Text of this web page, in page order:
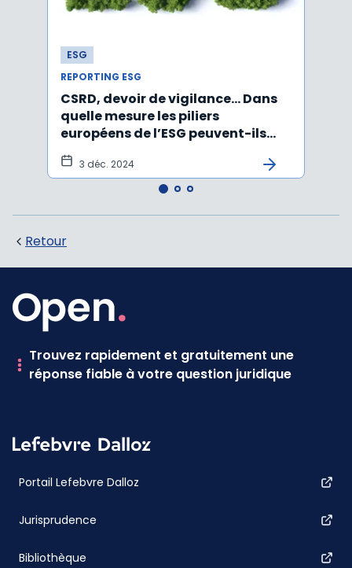
ESG
REPORTING ESG
CSRD, devoir de vigilance… Dans
quelle mesure les piliers
européens de l’ESG peuvent-ils
être rabotés ?
3 déc. 2024
Retour
Trouvez rapidement et gratuitement une
réponse fiable à votre question juridique
Portail Lefebvre Dalloz
Jurisprudence
Bibliothèque